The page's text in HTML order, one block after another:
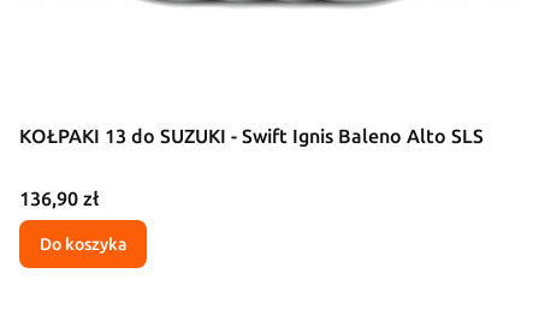
KOŁPAKI 13 do SUZUKI - Swift Ignis Baleno Alto SLS
Cena
136,90 zł
Do koszyka